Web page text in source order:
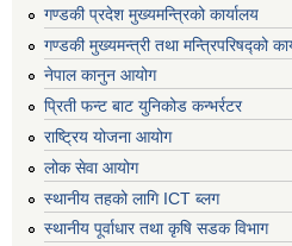
गण्डकी प्रदेश मुख्यमन्त्रिको कार्यालय
गण्डकी मुख्यमन्त्री तथा मन्त्रिपरिषद्को
नेपाल कानुन आयोग
प्रिती फन्ट बाट युनिकोड कन्भर्रटर
राष्ट्रिय योजना आयोग
लोक सेवा आयोग
स्थानीय तहको लागि ICT ब्लग
स्थानीय पूर्वाधार तथा कृषि सडक विभाग